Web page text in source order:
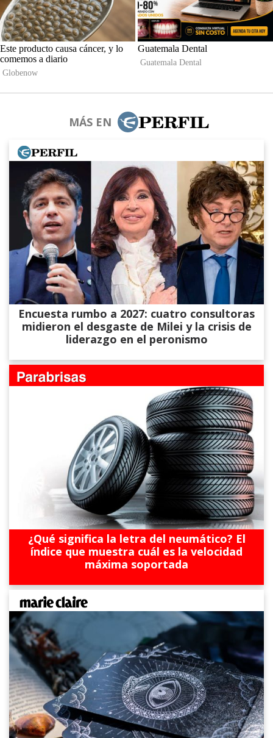
MÁS EN
Encuesta rumbo a 2027: cuatro consultoras
midieron el desgaste de Milei y la crisis de
liderazgo en el peronismo
¿Qué significa la letra del neumático? El
índice que muestra cuál es la velocidad
máxima soportada